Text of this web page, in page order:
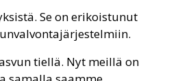
Se on erikoistunut
tiellä. Nyt meillä on